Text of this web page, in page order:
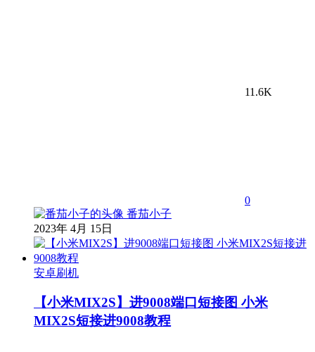
11.6K
0
番茄小子
2023年 4月 15日
安卓刷机
【小米MIX2S】进9008端口短接图 小米
MIX2S短接进9008教程